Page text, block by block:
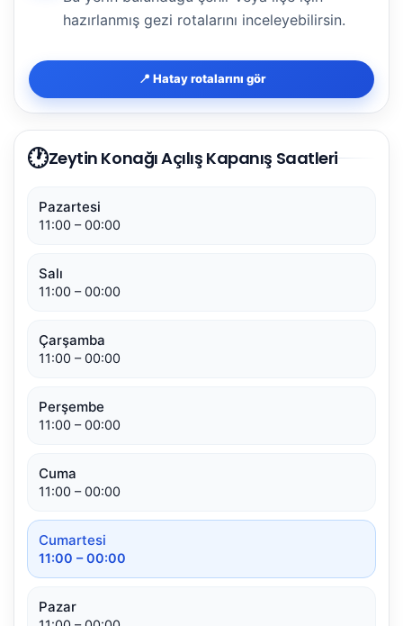
hazırlanmış gezi rotalarını inceleyebilirsin.
📍 Hatay rotalarını gör
🕐Zeytin Konağı Açılış Kapanış Saatleri
Pazartesi
11:00 – 00:00
Salı
11:00 – 00:00
Çarşamba
11:00 – 00:00
Perşembe
11:00 – 00:00
Cuma
11:00 – 00:00
Cumartesi
11:00 – 00:00
Pazar